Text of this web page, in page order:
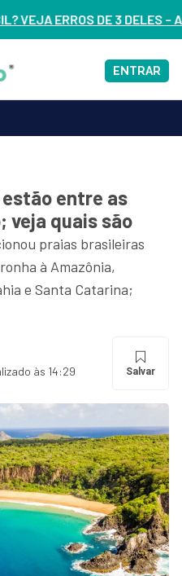
ASSISTA AGORA
ENTRAR
estão entre as
veja quais são
praias brasileiras
à Amazônia,
e Santa Catarina;
às 14:29 Salvar